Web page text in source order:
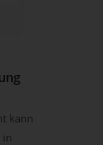
kann
in